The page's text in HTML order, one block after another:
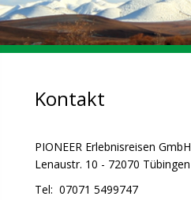
Kontakt
PIONEER Erlebnisreisen GmbH
Lenaustr. 10 - 72070 Tübingen
Tel: 07071 5499747